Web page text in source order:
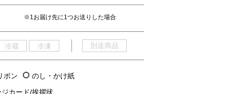
※1お届け先に1つお送りした場合
冷蔵 冷凍 別送商品
ボン
のし・かけ紙
ジカード/挨拶状